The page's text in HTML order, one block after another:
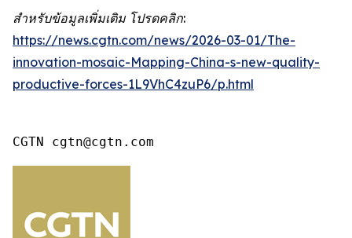
สำหรับข้อมูลเพิ่มเติม โปรดคลิก:
https://news.cgtn.com/news/2026-03-01/The-
innovation-mosaic-Mapping-China-s-new-quality-
productive-forces-1L9VhC4zuP6/p.html
CGTN cgtn@cgtn.com